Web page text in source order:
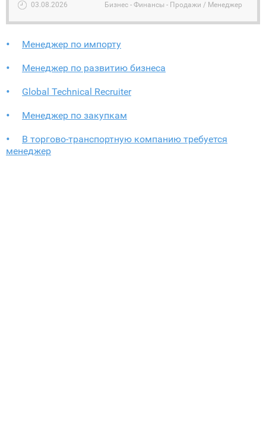
03.08.2026 Бизнес - Финансы - Продажи / Менеджер
Менеджер по импорту
Менеджер по развитию бизнеса
Global Technical Recruiter
Менеджер по закупкам
В торгово-транспортную компанию требуется
менеджер